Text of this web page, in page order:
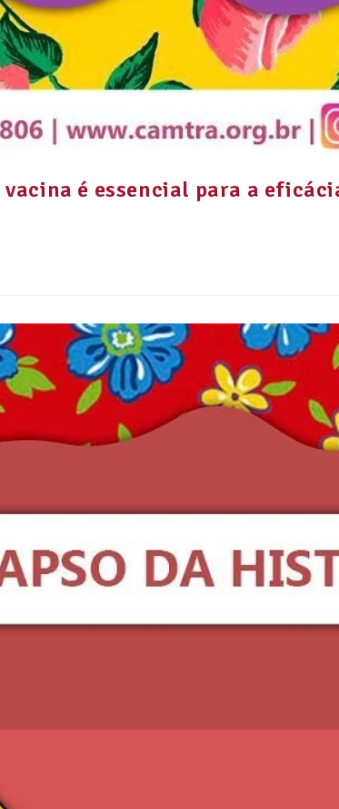
é essencial para a